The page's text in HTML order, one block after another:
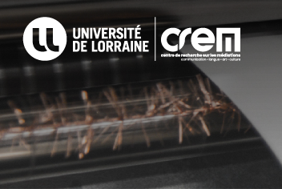
Aller
au
contenu
principal